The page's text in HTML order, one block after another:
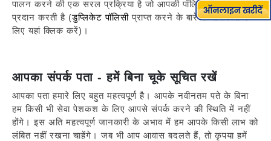
पालन करने की एक सरल प्रक्रिया है जो आपकी पॉलिसी की सेवा
प्रदान करती है (डुप्लिकेट पॉलिसी प्राप्त करने के बारे में जानकारी के
लिए यहां क्लिक करें)।
आपका संपर्क पता - हमें बिना चूके सूचित रखें
आपका पता हमारे लिए बहुत महत्वपूर्ण है। आपके नवीनतम पते के बिना
हम किसी भी सेवा पेशकश के लिए आपसे संपर्क करने की स्थिति में नहीं
होंगे। इस अति महत्वपूर्ण जानकारी के अभाव में हम आपके किसी लाभ को
लंबित नहीं रखना चाहेंगे। जब भी आप आवास बदलते हैं, तो कृपया हमें